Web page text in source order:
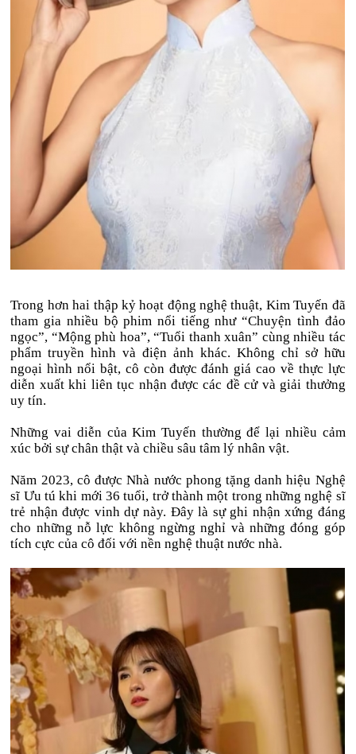
Trong hơn hai thập kỷ hoạt động nghệ thuật, Kim Tuyến đã
tham gia nhiều bộ phim nổi tiếng như “Chuyện tình đảo
ngọc”, “Mộng phù hoa”, “Tuổi thanh xuân” cùng nhiều tác
phẩm truyền hình và điện ảnh khác. Không chỉ sở hữu
ngoại hình nổi bật, cô còn được đánh giá cao về thực lực
diễn xuất khi liên tục nhận được các đề cử và giải thưởng
uy tín.
Những vai diễn của Kim Tuyến thường để lại nhiều cảm
xúc bởi sự chân thật và chiều sâu tâm lý nhân vật.
Năm 2023, cô được Nhà nước phong tặng danh hiệu Nghệ
sĩ Ưu tú khi mới 36 tuổi, trở thành một trong những nghệ sĩ
trẻ nhận được vinh dự này. Đây là sự ghi nhận xứng đáng
cho những nỗ lực không ngừng nghỉ và những đóng góp
tích cực của cô đối với nền nghệ thuật nước nhà.